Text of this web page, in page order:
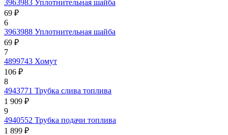
3963983 Уплотнительная шайба
69 ₽
6
3963988 Уплотнительная шайба
69 ₽
7
4899743 Хомут
106 ₽
8
4943771 Трубка слива топлива
1 909 ₽
9
4940552 Трубка подачи топлива
1 899 ₽